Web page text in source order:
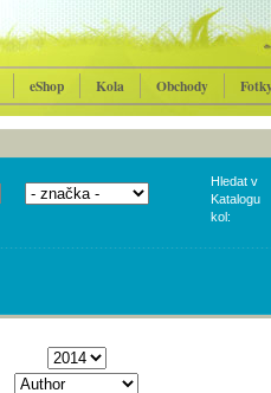
eShop Kola Obchody
Hledat v
Katalogu
kol: